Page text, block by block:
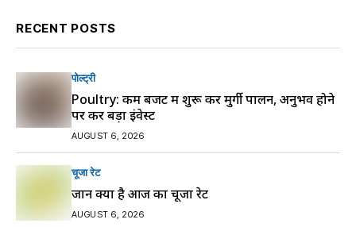
RECENT POSTS
पोल्ट्री
Poultry: कम बजट में शुरू करें मुर्गी पालन, अनुभव होने
पर करें बड़ा इंवेस्ट
AUGUST 6, 2026
चूजा रेट
जानें क्या है आज का चूजा रेट
AUGUST 6, 2026